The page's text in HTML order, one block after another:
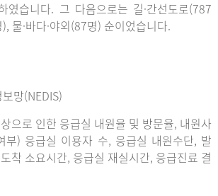
였습니다. 그 다음으로는 길·간선도로(787
물·바다·야외(87명) 순이었습니다.
망(NEDIS)
으로 인한 응급실 내원율 및 방문율, 내원사
부) 응급실 이용자 수, 응급실 내원수단, 발
착 소요시간, 응급실 재실시간, 응급진료 결